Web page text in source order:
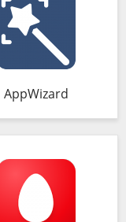
AppWizard